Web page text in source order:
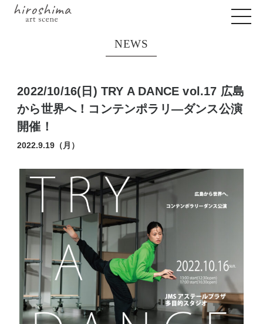
NEWS
2022/10/16(日) TRY A DANCE vol.17 広島
から世界へ！コンテンポラリ―ダンス公演
開催！
2022.9.19（月）